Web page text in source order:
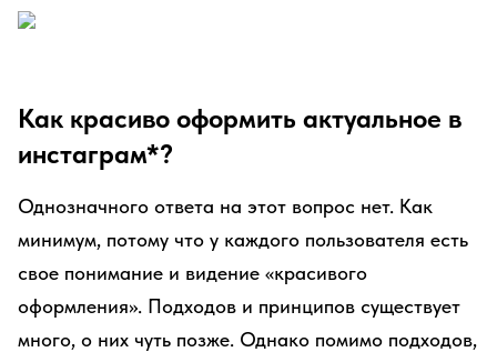
Как красиво оформить актуальное в
инстаграм*?
Однозначного ответа на этот вопрос нет. Как
минимум, потому что у каждого пользователя есть
свое понимание и видение «красивого
оформления». Подходов и принципов существует
много, о них чуть позже. Однако помимо подходов,